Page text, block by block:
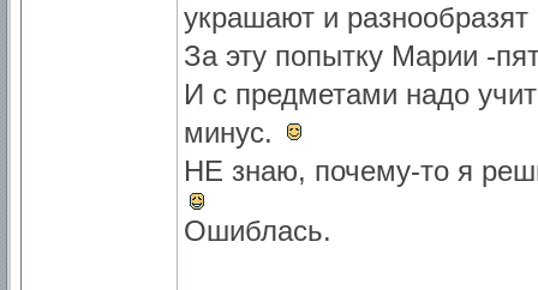
украшают и
За эту попытку Марии -
И с предметами надо
минус.
НЕ знаю, почему-то я
Ошиблась.